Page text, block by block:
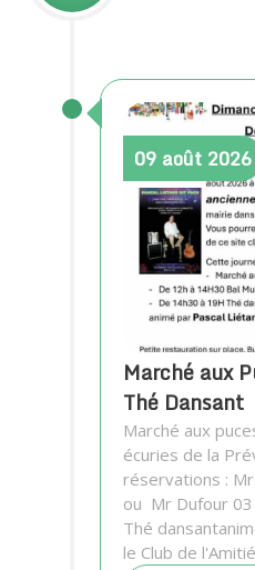
09 août 2026
Marché aux
Thé Dansant
Marché aux
écuries de la
réservations :
ou Mr Dufour
Thé
le Club de l'Amitié